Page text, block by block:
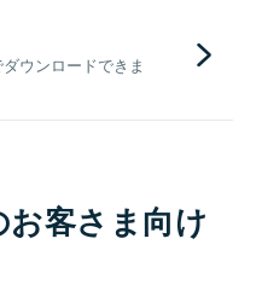
ウンロードできま
お客さま向け